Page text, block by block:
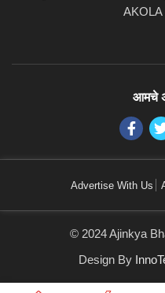
AKOLA
आमचे
Advertise With Us
© 2024 Ajinkya
Design By